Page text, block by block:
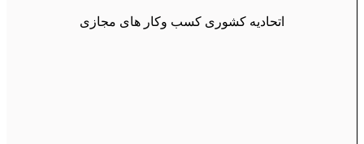
اتحادیه کشوری کسب وکار های مجازی